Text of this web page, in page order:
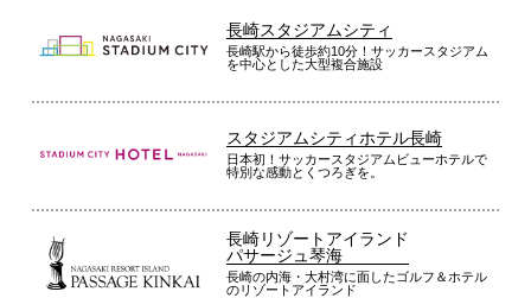
長崎スタジアムシティ
長崎駅から徒歩約10分！サッカースタジアム
を中心とした大型複合施設
スタジアムシティホテル長崎
日本初！サッカースタジアムビューホテルで
特別な感動とくつろぎを。
長崎リゾートアイランド
パサージュ琴海
長崎の内海・大村湾に面したゴルフ＆ホテル
のリゾートアイランド